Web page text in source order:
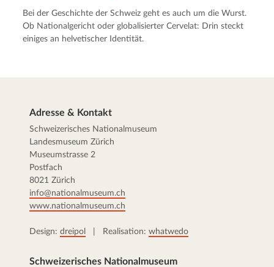
Bei der Geschichte der Schweiz geht es auch um die Wurst.
Ob Nationalgericht oder globalisierter Cervelat: Drin steckt
einiges an helvetischer Identität.
Adresse & Kontakt
Schweizerisches Nationalmuseum
Landesmuseum Zürich
Museumstrasse 2
Postfach
8021 Zürich
info@nationalmuseum.ch
www.nationalmuseum.ch
Design: dreipol | Realisation: whatwedo
Schweizerisches Nationalmuseum